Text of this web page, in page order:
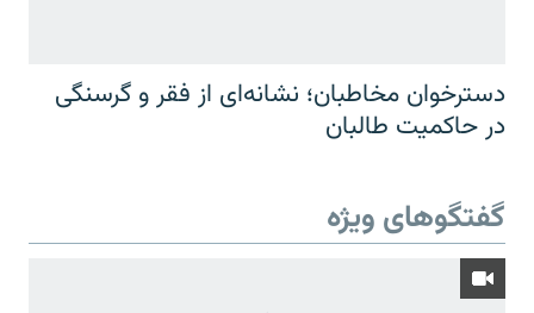
دسترخوان مخاطبان؛ نشانه‌ای از فقر و گرسنگی
در حاکمیت طالبان
گفتگوهای ویژه